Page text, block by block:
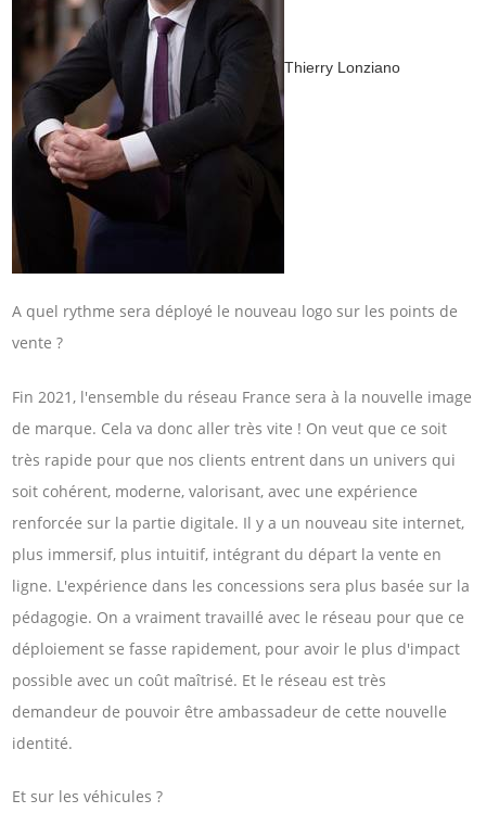
Thierry Lonziano
A quel rythme sera déployé le nouveau logo sur les points de
vente ?
Fin 2021, l'ensemble du réseau France sera à la nouvelle image
de marque. Cela va donc aller très vite ! On veut que ce soit
très rapide pour que nos clients entrent dans un univers qui
soit cohérent, moderne, valorisant, avec une expérience
renforcée sur la partie digitale. Il y a un nouveau site internet,
plus immersif, plus intuitif, intégrant du départ la vente en
ligne. L'expérience dans les concessions sera plus basée sur la
pédagogie. On a vraiment travaillé avec le réseau pour que ce
déploiement se fasse rapidement, pour avoir le plus d'impact
possible avec un coût maîtrisé. Et le réseau est très
demandeur de pouvoir être ambassadeur de cette nouvelle
identité.
Et sur les véhicules ?